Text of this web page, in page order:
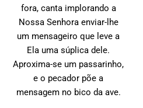
fora, canta implorando a
Nossa Senhora enviar-lhe
um mensageiro que leve a
Ela uma súplica dele.
Aproxima-se um passarinho,
e o pecador põe a
mensagem no bico da ave.